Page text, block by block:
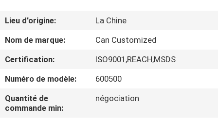
SUJET
DE
NOUS
VISITE
D'USINE
Lieu d'origine:
La Chine
Nom de marque:
Can Customized
Certification:
ISO9001,REACH,MSDS
Numéro de modèle:
600500
Quantité de
commande min:
négociation